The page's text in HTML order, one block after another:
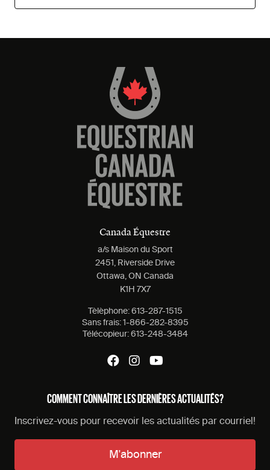
Canada Équestre
a/s Maison du Sport
2451, Riverside Drive
Ottawa, ON Canada
K1H 7X7
Tèlèphone: 613-287-1515
Sans frais: 1-866-282-8395
Télécopieur: 613-248-3484
COMMENT CONNAÎTRE LES DERNIÈRES ACTUALITÉS?
Inscrivez-vous pour recevoir les actualités par courriel!
M'abonner